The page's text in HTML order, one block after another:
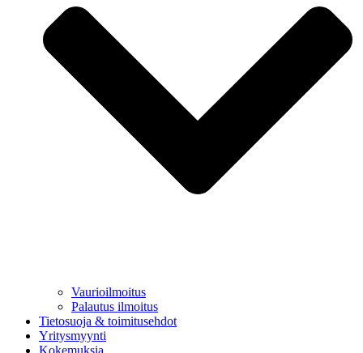
Vaurioilmoitus
Palautus ilmoitus
Tietosuoja & toimitusehdot
Yritysmyynti